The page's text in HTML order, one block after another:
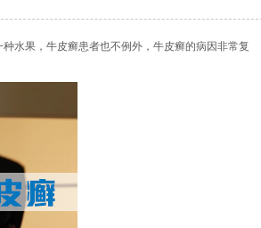
水果，牛皮癣患者也不例外，牛皮癣的病因非常复